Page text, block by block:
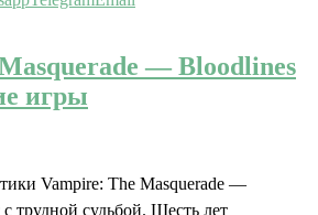
— Bloodlines
игры
Vampire: The Masquerade —
трудной судьбой. Шесть лет